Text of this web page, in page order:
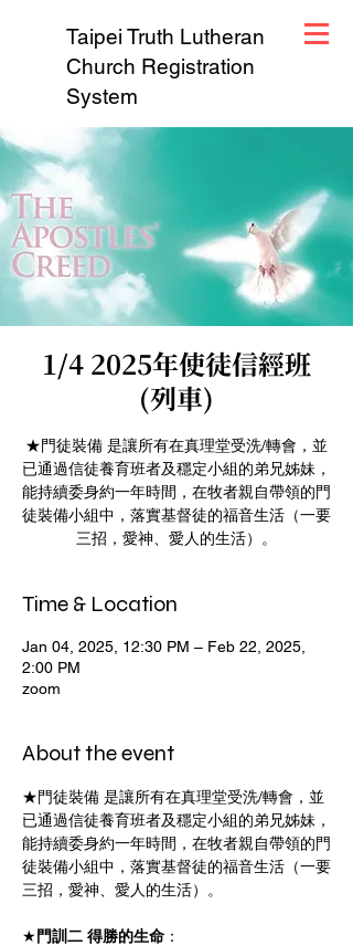
Taipei Truth Lutheran
Church Registration
System
1/4 2025年使徒信經班
(列車)
★門徒裝備 是讓所有在真理堂受洗/轉會，並
已通過信徒養育班者及穩定小組的弟兄姊妹，
能持續委身約一年時間，在牧者親自帶領的門
徒裝備小組中，落實基督徒的福音生活（一要
三招，愛神、愛人的生活）。
Time & Location
Jan 04, 2025, 12:30 PM – Feb 22, 2025,
2:00 PM
zoom
About the event
★門徒裝備 是讓所有在真理堂受洗/轉會，並
已通過信徒養育班者及穩定小組的弟兄姊妹，
能持續委身約一年時間，在牧者親自帶領的門
徒裝備小組中，落實基督徒的福音生活（一要
三招，愛神、愛人的生活）。
★門訓二 得勝的生命 ：